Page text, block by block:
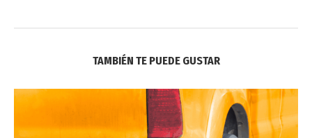
TAMBIÉN TE PUEDE GUSTAR